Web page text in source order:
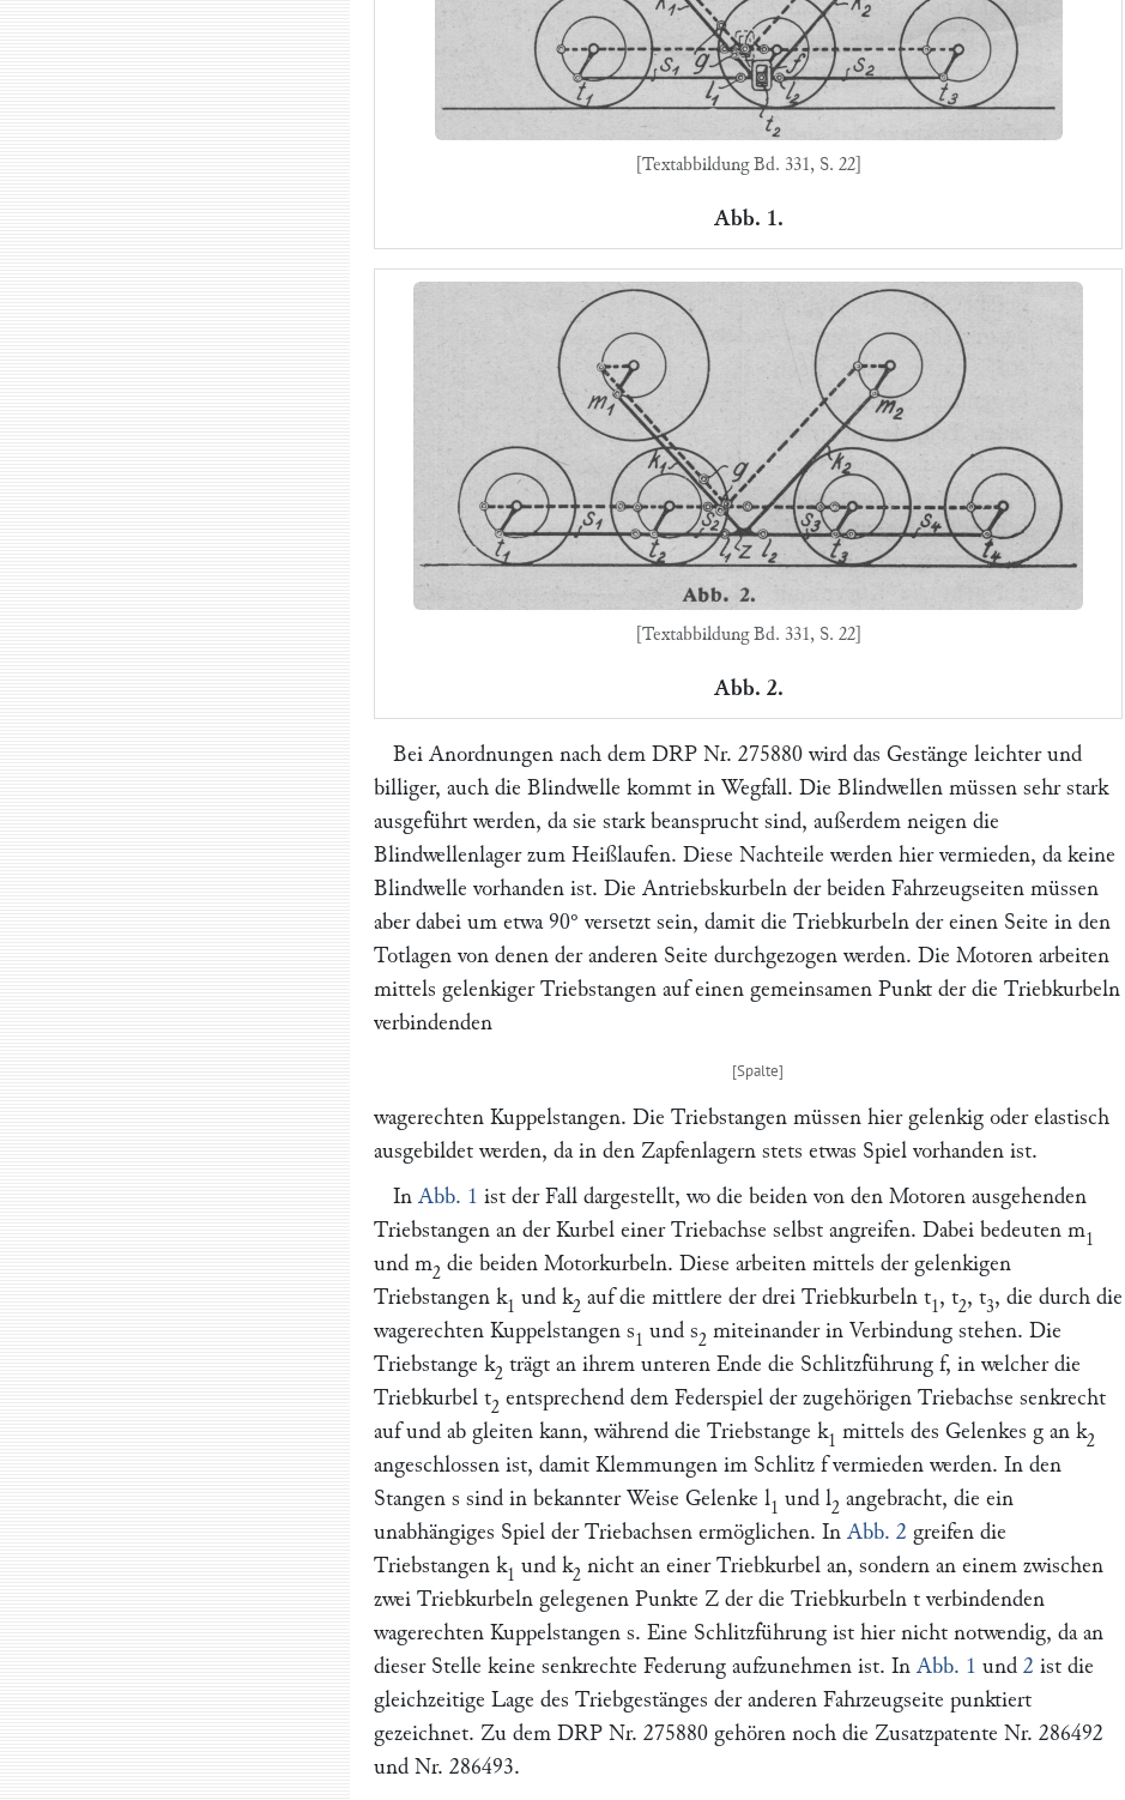
[Textabbildung Bd. 331, S. 22]
Abb. 1.
[Textabbildung Bd. 331, S. 22]
Abb. 2.
Bei Anordnungen nach dem DRP Nr. 275880 wird das Gestänge leichter und
billiger, auch die Blindwelle kommt in Wegfall. Die Blindwellen müssen sehr stark
ausgeführt werden, da sie stark beansprucht sind, außerdem neigen die
Blindwellenlager zum Heißlaufen. Diese Nachteile werden hier vermieden, da keine
Blindwelle vorhanden ist. Die Antriebskurbeln der beiden Fahrzeugseiten müssen
aber dabei um etwa 90° versetzt sein, damit die Triebkurbeln der einen Seite in den
Totlagen von denen der anderen Seite durchgezogen werden. Die Motoren arbeiten
mittels gelenkiger Triebstangen auf einen gemeinsamen Punkt der die Triebkurbeln
verbindenden
wagerechten Kuppelstangen. Die Triebstangen müssen hier gelenkig oder elastisch
ausgebildet werden, da in den Zapfenlagern stets etwas Spiel vorhanden ist.
In Abb. 1 ist der Fall dargestellt, wo die beiden von den Motoren ausgehenden
Triebstangen an der Kurbel einer Triebachse selbst angreifen. Dabei bedeuten m1
und m2 die beiden Motorkurbeln. Diese arbeiten mittels der gelenkigen
Triebstangen k1 und k2 auf die mittlere der drei Triebkurbeln t1, t2, t3, die durch die
wagerechten Kuppelstangen s1 und s2 miteinander in Verbindung stehen. Die
Triebstange k2 trägt an ihrem unteren Ende die Schlitzführung f, in welcher die
Triebkurbel t2 entsprechend dem Federspiel der zugehörigen Triebachse senkrecht
auf und ab gleiten kann, während die Triebstange k1 mittels des Gelenkes g an k2
angeschlossen ist, damit Klemmungen im Schlitz fvermieden werden. In den
Stangen s sind in bekannter Weise Gelenke l1 und l2 angebracht, die ein
unabhängiges Spiel der Triebachsen ermöglichen. In Abb. 2 greifen die
Triebstangen k1 und k2 nicht an einer Triebkurbel an, sondern an einem zwischen
zwei Triebkurbeln gelegenen Punkte Z der die Triebkurbeln t verbindenden
wagerechten Kuppelstangen s. Eine Schlitzführung ist hier nicht notwendig, da an
dieser Stelle keine senkrechte Federung aufzunehmen ist. In Abb. 1 und 2 ist die
gleichzeitige Lage des Triebgestänges der anderen Fahrzeugseite punktiert
gezeichnet. Zu dem DRP Nr. 275880 gehören noch die Zusatzpatente Nr. 286492
und Nr. 286493.